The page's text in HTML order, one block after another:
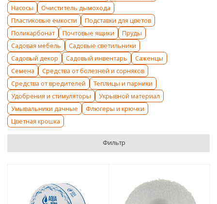
Насосы
Очиститель дымохода
Пластиковые емкости
Подставки для цветов
Поликарбонат
Почтовые ящики
Пруды
Садовая мебель
Садовые светильники
Садовый декор
Садовый инвентарь
Саженцы
Семена
Средства от болезней и сорняков
Средства от вредителей
Теплицы и парники
Удобрения и стимуляторы
Укрывной материал
Умывальники дачные
Флюгеры и крючки
Цветная крошка
Фильтр